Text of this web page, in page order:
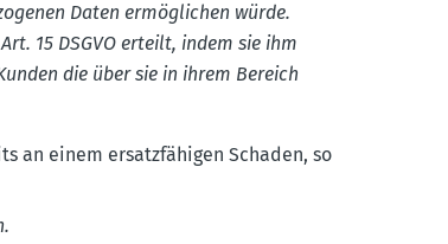
Daten ermög­lichen würde.
15 DSGVO erteilt, indem sie ihm
die über sie in ihrem Bereich
an einem ersatz­fä­higen Schaden, so